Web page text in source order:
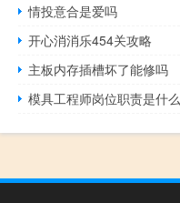
情投意合是爱吗
开心消消乐454关攻略
主板内存插槽坏了能修吗
模具工程师岗位职责是什么